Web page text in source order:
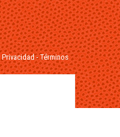
Privacidad-Términos